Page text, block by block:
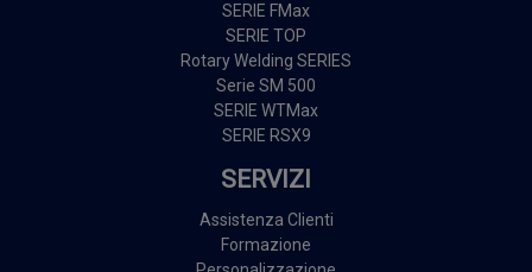
SERIE FMax
SERIE TOP
Rotary Welding SERIES
Serie SM 500
SERIE WTMax
SERIE RSX9
SERVIZI
Assistenza Clienti
Formazione